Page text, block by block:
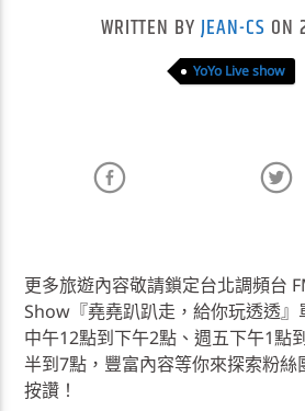
X
WRITTEN BYJEAN-CS ON
YoYo Live show
更多旅遊內容敬請鎖定台北調頻台
Show『堯堯趴趴走，給你玩透透』
中午12點到下午2點、週五下午1點
半到7點，豐富內容等你來探索粉絲
按讚！